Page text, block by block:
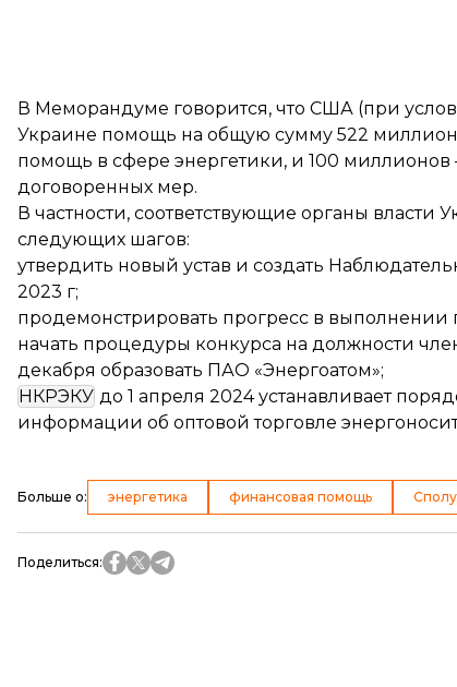
В Меморандуме говорится, что США (при
Украине помощь на общую сумму 522
помощь в сфере энергетики, и 100
договоренных мер.
В частности, соответствующие органы
следующих шагов:
утвердить новый устав и создать
2023 г;
продемонстрировать прогресс в выполнении
начать процедуры конкурса на должности
декабря образовать ПАО «Энергоатом»;
НКРЭКУ до 1 апреля 2024 устанавливает
информации об оптовой торговле
Больше о: энергетика финансовая помощь
Поделиться: